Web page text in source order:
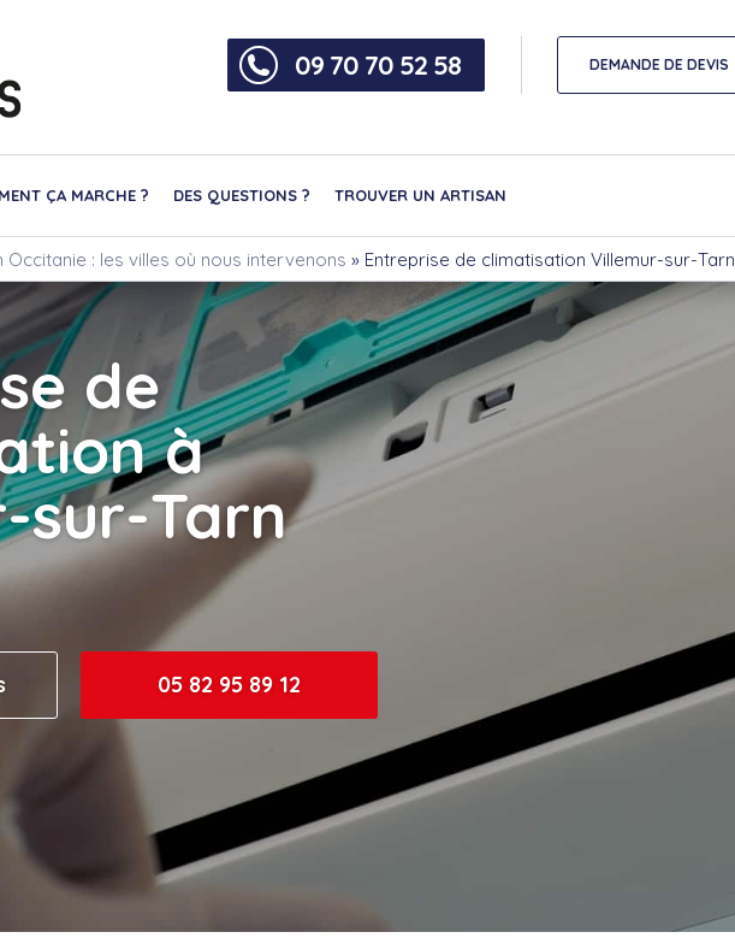
09 70 70 52 58 DEMANDE DE DEVIS
ÇA MARCHE ? DES QUESTIONS ? TROUVER UN ARTISAN
: les villes où nous intervenons » Entreprise de climatisation Villemur-sur-Tarn
de
à
sur-Tarn
05 82 95 89 12